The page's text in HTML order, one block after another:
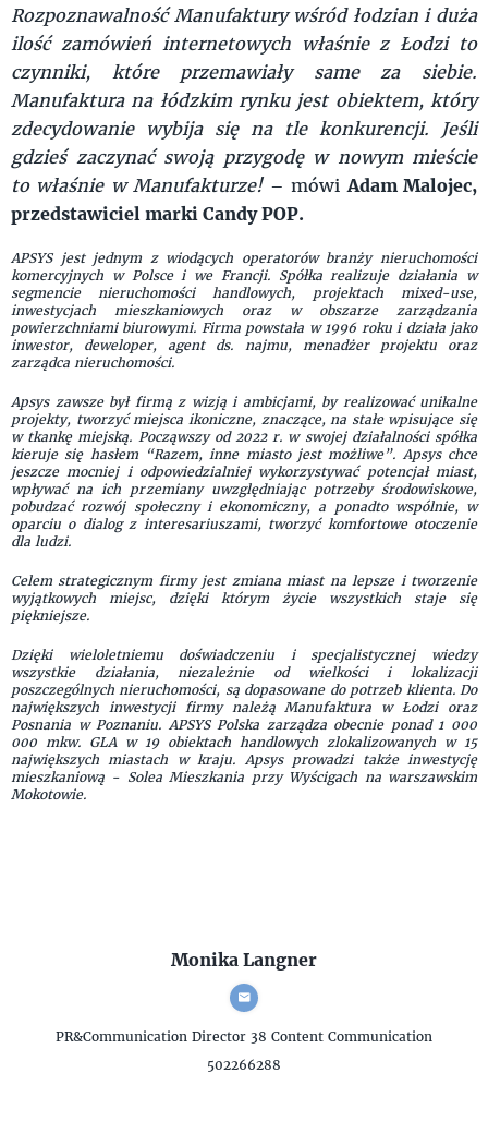
Rozpoznawalność Manufaktury wśród łodzian i duża
ilość zamówień internetowych właśnie z Łodzi to
czynniki, które przemawiały same za siebie.
Manufaktura na łódzkim rynku jest obiektem, który
zdecydowanie wybija się na tle konkurencji. Jeśli
gdzieś zaczynać swoją przygodę w nowym mieście
to właśnie w Manufakturze! – mówi Adam Malojec,
przedstawiciel marki Candy POP.
APSYS jest jednym z wiodących operatorów branży nieruchomości
komercyjnych w Polsce i we Francji. Spółka realizuje działania w
segmencie nieruchomości handlowych, projektach mixed-use,
inwestycjach mieszkaniowych oraz w obszarze zarządzania
powierzchniami biurowymi. Firma powstała w 1996 roku i działa jako
inwestor, deweloper, agent ds. najmu, menadżer projektu oraz
zarządca nieruchomości.
Apsys zawsze był firmą z wizją i ambicjami, by realizować unikalne
projekty, tworzyć miejsca ikoniczne, znaczące, na stałe wpisujące się
w tkankę miejską. Począwszy od 2022 r. w swojej działalności spółka
kieruje się hasłem “Razem, inne miasto jest możliwe”. Apsys chce
jeszcze mocniej i odpowiedzialniej wykorzystywać potencjał miast,
wpływać na ich przemiany uwzględniając potrzeby środowiskowe,
pobudzać rozwój społeczny i ekonomiczny, a ponadto wspólnie, w
oparciu o dialog z interesariuszami, tworzyć komfortowe otoczenie
dla ludzi.
Celem strategicznym firmy jest zmiana miast na lepsze i tworzenie
wyjątkowych miejsc, dzięki którym życie wszystkich staje się
piękniejsze.
Dzięki wieloletniemu doświadczeniu i specjalistycznej wiedzy
wszystkie działania, niezależnie od wielkości i lokalizacji
poszczególnych nieruchomości, są dopasowane do potrzeb klienta. Do
największych inwestycji firmy należą Manufaktura w Łodzi oraz
Posnania w Poznaniu. APSYS Polska zarządza obecnie ponad 1 000
000 mkw. GLA w 19 obiektach handlowych zlokalizowanych w 15
największych miastach w kraju. Apsys prowadzi także inwestycję
mieszkaniową - Solea Mieszkania przy Wyścigach na warszawskim
Mokotowie.
Monika Langner
PR&Communication Director 38 Content Communication
502266288